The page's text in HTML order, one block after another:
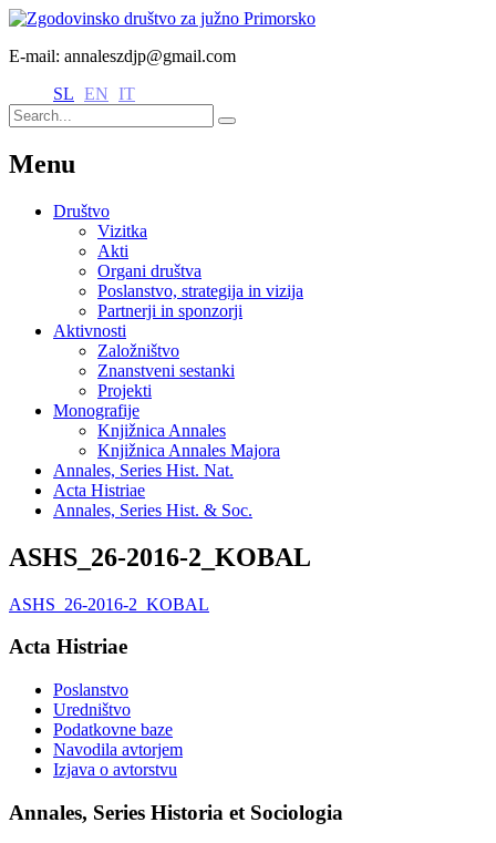
E-mail: annaleszdjp@gmail.com
SL EN IT
Menu
Društvo
Vizitka
Akti
Organi društva
Poslanstvo, strategija in vizija
Partnerji in sponzorji
Aktivnosti
Založništvo
Znanstveni sestanki
Projekti
Monografije
Knjižnica Annales
Knjižnica Annales Majora
Annales, Series Hist. Nat.
Acta Histriae
Annales, Series Hist. & Soc.
ASHS_26-2016-2_KOBAL
ASHS_26-2016-2_KOBAL
Acta Histriae
Poslanstvo
Uredništvo
Podatkovne baze
Navodila avtorjem
Izjava o avtorstvu
Annales, Series Historia et Sociologia